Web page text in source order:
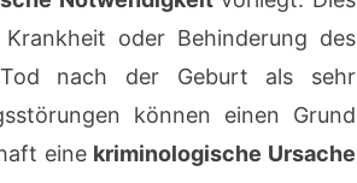
oder Behinderung des
nach der Geburt als sehr
können einen Grund
eine kriminologische Ursache